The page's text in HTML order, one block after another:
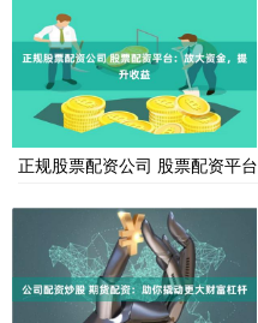
正规股票配资公司 股票配资平